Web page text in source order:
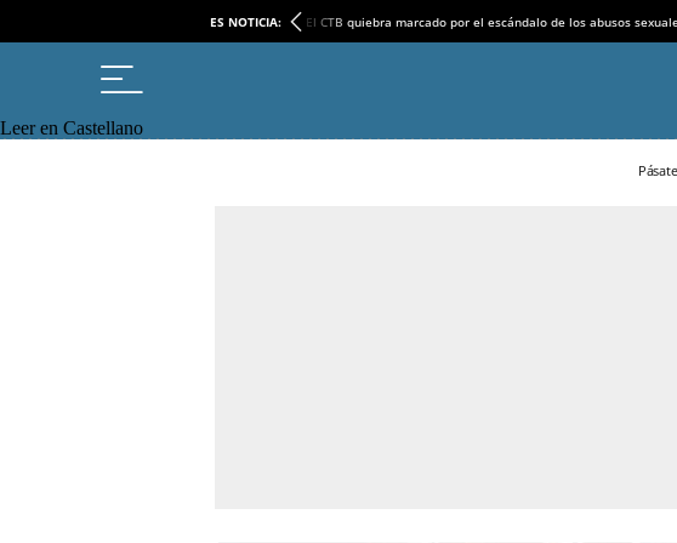
ES NOTICIA: El CTB quiebra marcado por el escándalo de los abusos
Leer en Castellano